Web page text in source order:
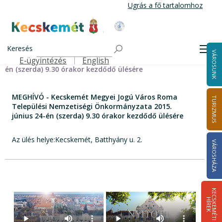
tartalomra
Ugrás a fő tartalomhoz
Kecskemét Város Honlapja
Keresés
Felső navigáció
E-ügyintézés English VÁROSUNK
TURIZMUS
VÁROSHÁZA
K
E
C
S
K
E
M
É
T
I
HÍ
R
E
K
MEGHÍVÓ - Kecskemét Megyei Jogú Város Roma
Települési Nemzetiségi Önkormányzata 2015. június 24-
én (szerda) 9.30 órakor kezdődő ülésére
MEGHÍVÓ - Kecskemét Megyei Jogú Város Roma
Települési Nemzetiségi Önkormányzata 2015.
június 24-én (szerda) 9.30 órakor kezdődő ülésére
Az ülés helye:Kecskemét, Batthyány u. 2.